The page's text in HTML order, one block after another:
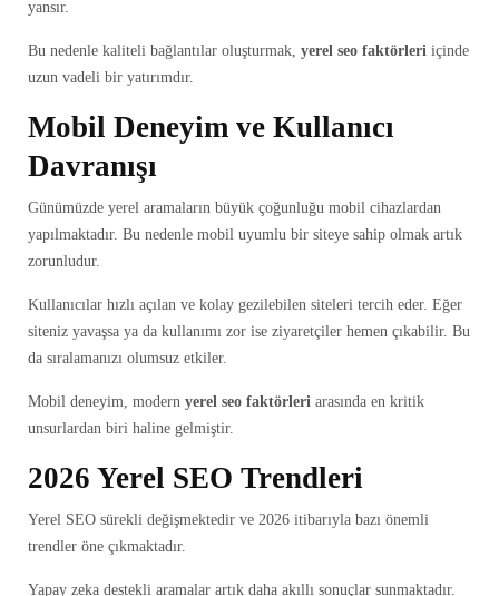
yansır.
Bu nedenle kaliteli bağlantılar oluşturmak, yerel seo faktörleri içinde
uzun vadeli bir yatırımdır.
Mobil Deneyim ve Kullanıcı
Davranışı
Günümüzde yerel aramaların büyük çoğunluğu mobil cihazlardan
yapılmaktadır. Bu nedenle mobil uyumlu bir siteye sahip olmak artık
zorunludur.
Kullanıcılar hızlı açılan ve kolay gezilebilen siteleri tercih eder. Eğer
siteniz yavaşsa ya da kullanımı zor ise ziyaretçiler hemen çıkabilir. Bu
da sıralamanızı olumsuz etkiler.
Mobil deneyim, modern yerel seo faktörleri arasında en kritik
unsurlardan biri haline gelmiştir.
2026 Yerel SEO Trendleri
Yerel SEO sürekli değişmektedir ve 2026 itibarıyla bazı önemli
trendler öne çıkmaktadır.
Yapay zeka destekli aramalar artık daha akıllı sonuçlar sunmaktadır.